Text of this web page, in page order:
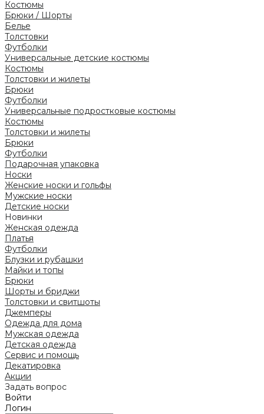
Костюмы
Брюки / Шорты
Белье
Толстовки
Футболки
Универсальные детские костюмы
Костюмы
Толстовки и жилеты
Брюки
Футболки
Универсальные подростковые костюмы
Костюмы
Толстовки и жилеты
Брюки
Футболки
Подарочная упаковка
Носки
Женские носки и гольфы
Мужские носки
Детские носки
Новинки
Женская одежда
Платья
Футболки
Блузки и рубашки
Майки и топы
Брюки
Шорты и бриджи
Толстовки и свитшоты
Джемперы
Одежда для дома
Мужская одежда
Детская одежда
Сервис и помощь
Декатировка
Акции
Задать вопрос
Войти
Логин